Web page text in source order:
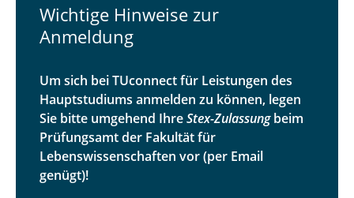
Seminare & Praktika
Klausuren
Tutorien
Wichtige Hinweise zur
Anmeldung
Um sich bei TUconnect für Leistungen des
Hauptstudiums anmelden zu können, legen
Sie bitte umgehend IhreStex-Zulassungbeim
Prüfungsamt der Fakultät für
Lebenswissenschaften vor (per Email
genügt)!